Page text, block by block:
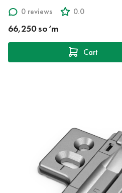
0 reviews
0.0
66,250 so‘m
Cart